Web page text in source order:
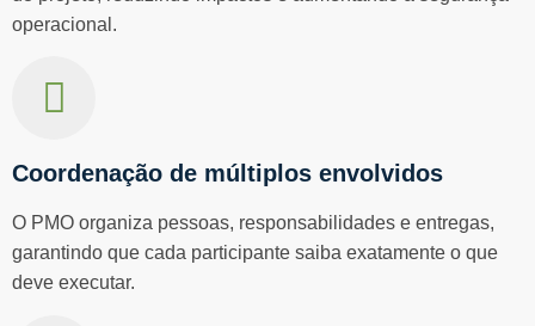
operacional.
Coordenação de múltiplos envolvidos
O PMO organiza pessoas, responsabilidades e entregas,
garantindo que cada participante saiba exatamente o que
deve executar.